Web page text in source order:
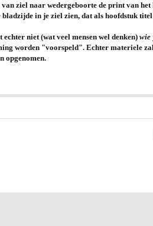
ziel naar wedergeboorte de print van
bladzijde in je ziel zien, dat als hoofdstuk
echter niet (wat veel mensen wel denken) wie
worden "voorspeld". Echter materiele
opgenomen.